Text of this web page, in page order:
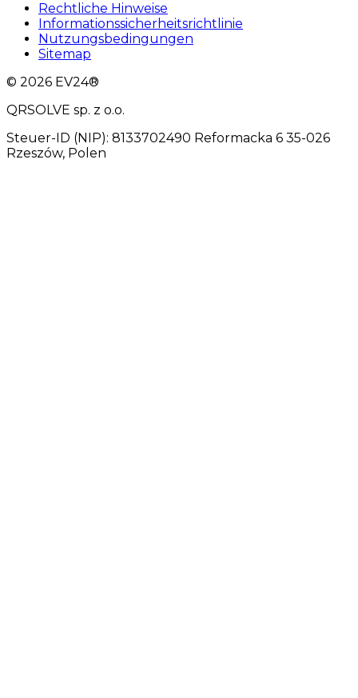
Rechtliche Hinweise
Informationssicherheitsrichtlinie
Nutzungsbedingungen
Sitemap
© 2026 EV24®
QRSOLVE sp. z o.o.
Steuer-ID (NIP): 8133702490 Reformacka 6 35-026
Rzeszów, Polen